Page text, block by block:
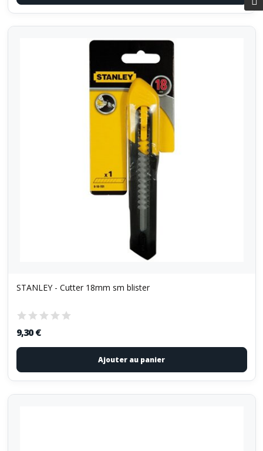
STANLEY - Cutter 18mm sm blister
9,30 €
Ajouter au panier